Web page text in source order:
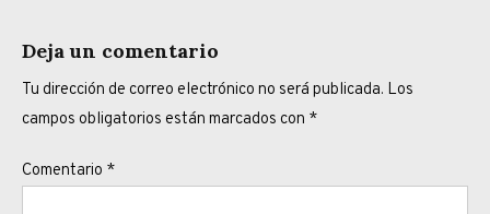
Deja un comentario
Tu dirección de correo electrónico no será publicada. Los
campos obligatorios están marcados con *
Comentario *